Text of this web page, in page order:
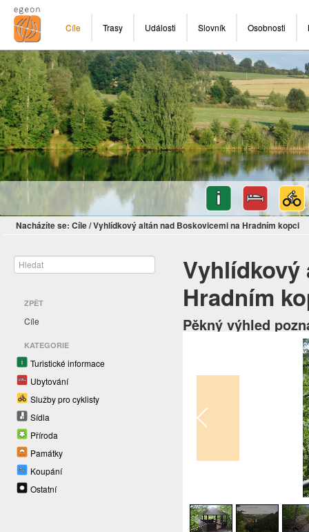
Cíle Trasy Události Slovník Osobnosti
Nacházíte se: Cíle/Vyhlídkový altán nad Boskovicemi na Hradním kopci
ZPĚT
Cíle
KATEGORIE
Turistické informace
Ubytování
Služby pro cyklisty
Sídla
Příroda
Památky
Koupání
Ostatní
Vyhlídkový
Hradním
Pěkný výhled